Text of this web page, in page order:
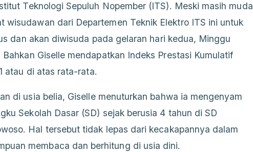
Teknologi Sepuluh Nopember (ITS). Meski masih muda
wisudawan dari Departemen Teknik Elektro ITS ini untuk
dan akan diwisuda pada gelaran hari kedua, Minggu
Giselle mendapatkan Indeks Prestasi Kumulatif
atau di atas rata-rata.
di usia belia, Giselle menuturkan bahwa ia mengenyam
Sekolah Dasar (SD) sejak berusia 4 tahun di SD
Hal tersebut tidak lepas dari kecakapannya dalam
membaca dan berhitung di usia dini.